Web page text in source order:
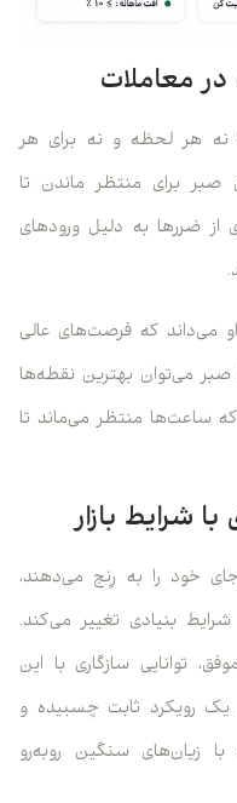
نه هر لحظه و نه برای هر
برای منتظر ماندن تا
ضررها به دلیل ورودهای
او می‌داند که فرصت‌های عالی
صبر می‌توان بهترین نقطه‌ها
ساعت‌ها منتظر می‌ماند تا
جای خود را به رِنج می‌دهند،
بنیادی تغییر می‌کند.
توانایی سازگاری با این
رویکرد ثابت چسبیده و
زیان‌های سنگین روبه‌رو